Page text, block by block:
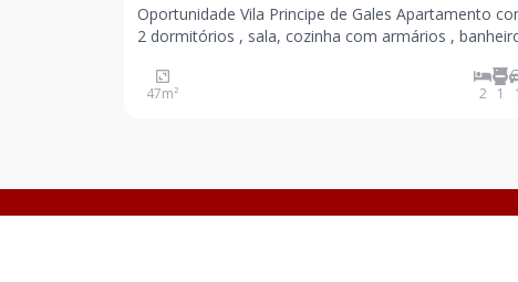
Oportunidade Vila Principe de Gales Apartamento com
2 dormitórios , sala, cozinha com armários ,
47m² 2 1 1